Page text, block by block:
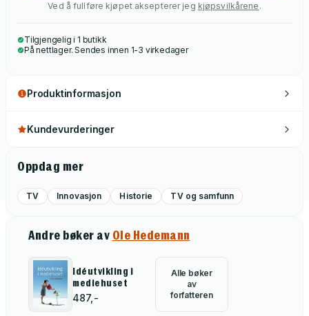
Ved å fullføre kjøpet aksepterer jeg kjøpsvilkårene .
Tilgjengelig i 1 butikk
På nettlager. Sendes innen 1-3 virkedager
Produktinformasjon
Kundevurderinger
Oppdag mer
TV Innovasjon Historie TV og samfunn
Andre bøker av Ole Hedemann
Idéutvikling i
mediehuset
487,-
Alle bøker
av
forfatteren